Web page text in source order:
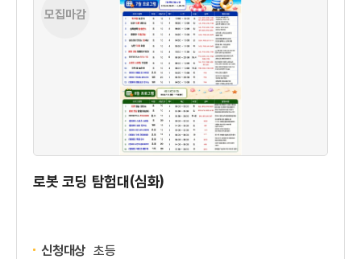
모집마감
로봇 코딩 탐험대(심화)
신청대상 초등